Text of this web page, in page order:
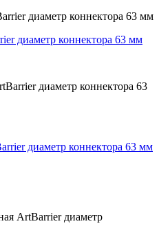
диаметр коннектора 63 мм
диаметр коннектора 63 мм